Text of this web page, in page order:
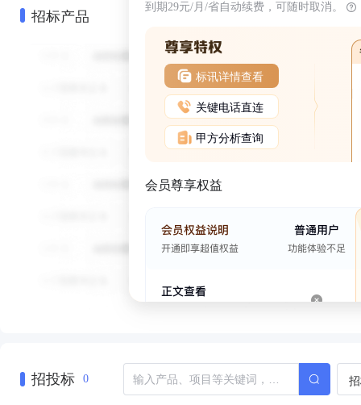
招标产品 到期29元/月/省自动续费，可随时取消。
标讯详情查看
关键电话直连
甲方分析查询
会员尊享权益
招投标 0